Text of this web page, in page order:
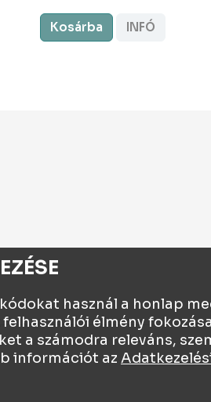
Kosárba INFÓ
használ a honlap
élmény
a számodra releváns,
információt az